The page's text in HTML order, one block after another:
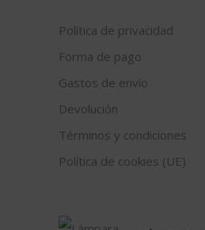
Política de privacidad
Forma de pago
Gastos de envío
Devolución
Términos y condiciones
Política de cookies (UE)